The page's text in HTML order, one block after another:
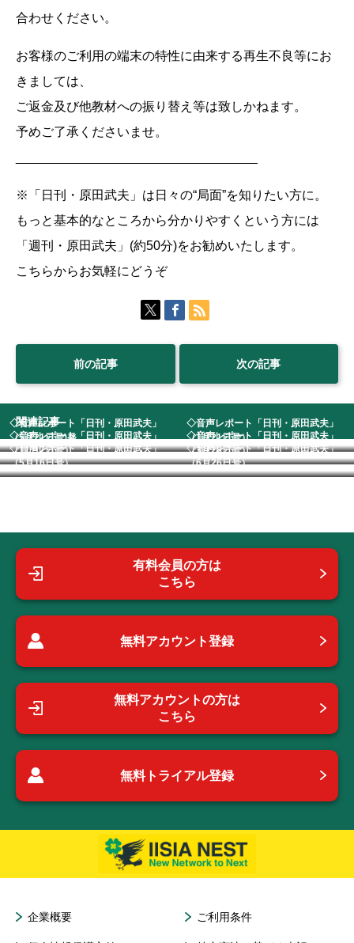
合わせください。
お客様のご利用の端末の特性に由来する再生不良等にお
きましては、
ご返金及び他教材への振り替え等は致しかねます。
予めご了承くださいませ。
※「日刊・原田武夫」は日々の“局面”を知りたい方に。
もっと基本的なところから分かりやすくという方には
「週刊・原田武夫」(約50分)をお勧めいたします。
こちらからお気軽にどうぞ
前の記事 次の記事
関連記事
◇音声レポート「日刊・原田武夫」
（5月21日号)発...
◇音声レポート「日刊・原田武夫」
（1月21日号） ...
◇音声レポート「日刊・原田武夫」
（11月7日号） ...
◇音声レポート「日刊・原田武夫」
（3月28日号） ...
◇音声レポート「日刊・原田武夫」
（5月16日号） ...
◇音声レポート「日刊・原田武夫」
（6月26日号） ...
有料会員の方は
こちら
無料アカウント登録
無料アカウントの方は
こちら
無料トライアル登録
企業概要 ご利用条件